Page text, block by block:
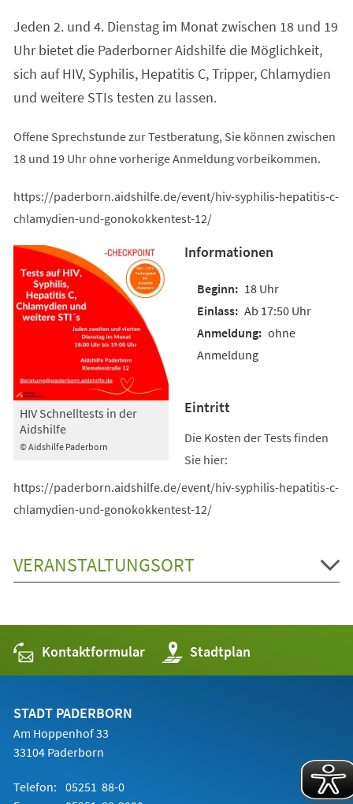
neuen
Tab)
Jeden 2. und 4. Dienstag im Monat zwischen 18 und 19
Uhr bietet die Paderborner Aidshilfe die Möglichkeit,
sich auf HIV, Syphilis, Hepatitis C, Tripper, Chlamydien
und weitere STIs testen zu lassen.
Offene Sprechstunde zur Testberatung, Sie können zwischen
18 und 19 Uhr ohne vorherige Anmeldung vorbeikommen.
https://paderborn.aidshilfe.de/event/hiv-syphilis-hepatitis-c-
chlamydien-und-gonokokkentest-12/
© Aidshilfe Paderborn
HIV Schnelltests in der
Aidshilfe
Informationen
18 Uhr
Ab 17:50 Uhr
ohne
Anmeldung
Eintritt
Die Kosten der Tests finden
Sie hier:
https://paderborn.aidshilfe.de/event/hiv-syphilis-hepatitis-c-
chlamydien-und-gonokokkentest-12/
VERANSTALTUNGSORT
Kontaktformular Stadtplan
(Öffnet
in
einem
STADT PADERBORN
Am Hoppenhof 33
33104 Paderborn
Telefon: 05251 88-0